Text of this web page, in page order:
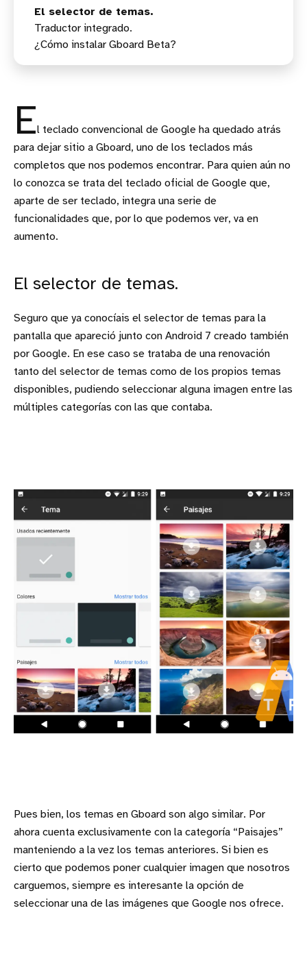
El selector de temas.
Traductor integrado.
¿Cómo instalar Gboard Beta?
El teclado convencional de Google ha quedado atrás
para dejar sitio a Gboard, uno de los teclados más
completos que nos podemos encontrar. Para quien aún no
lo conozca se trata del teclado oficial de Google que,
aparte de ser teclado, integra una serie de
funcionalidades que, por lo que podemos ver, va en
aumento.
El selector de temas.
Seguro que ya conocíais el selector de temas para la
pantalla que apareció junto con Android 7 creado también
por Google. En ese caso se trataba de una renovación
tanto del selector de temas como de los propios temas
disponibles, pudiendo seleccionar alguna imagen entre las
múltiples categorías con las que contaba.
Pues bien, los temas en Gboard son algo similar. Por
ahora cuenta exclusivamente con la categoría “Paisajes”
manteniendo a la vez los temas anteriores. Si bien es
cierto que podemos poner cualquier imagen que nosotros
carguemos, siempre es interesante la opción de
seleccionar una de las imágenes que Google nos ofrece.